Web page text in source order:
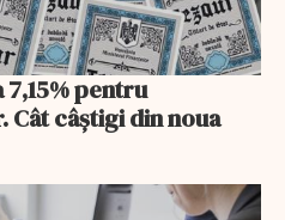
7,15% pentru
câștigi din noua